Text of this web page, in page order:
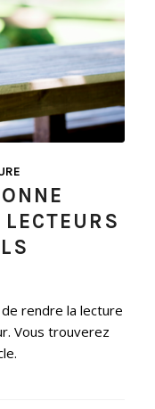
rendre la lecture
Vous trouverez